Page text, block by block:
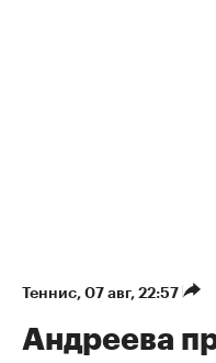
Теннис⁠, 07 авг, 22:57
Андреева